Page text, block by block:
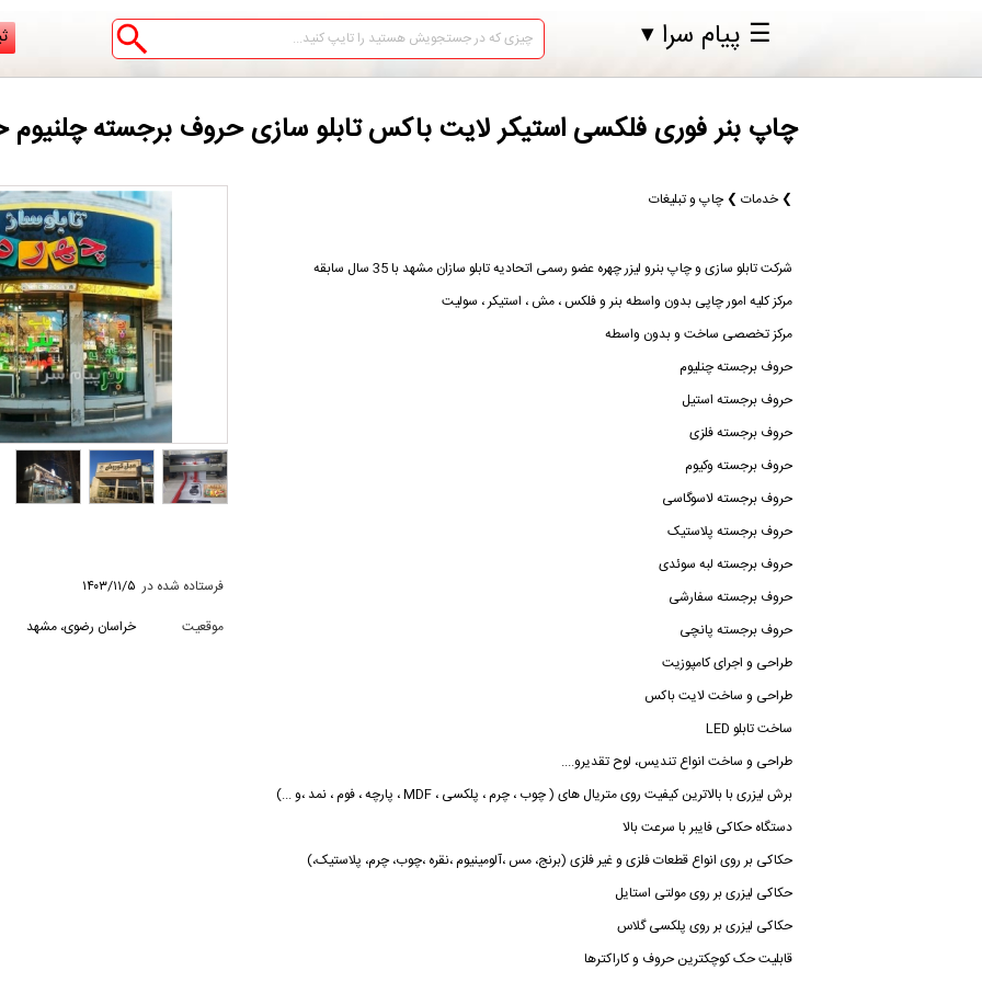
☰ پیام سرا ▾
چاپ بنر فوری فلکسی استیکر لایت باکس تابلو سازی حروف برجسته
❯ خدمات ❯ چاپ و تبلیغات
شرکت تابلو سازی و چاپ بنرو لیزر چهره عضو رسمی اتحادیه تابلو سازان مشهد با 35 سال سابقه
مرکز کلیه امور چاپی بدون واسطه بنر و فلکس ، مش ، استیکر ، سولیت
مرکز تخصصی ساخت و بدون واسطه
حروف برجسته چنلیوم
حروف برجسته استیل
حروف برجسته فلزی
حروف برجسته وکیوم
حروف برجسته لاسوگاسی
حروف برجسته پلاستیک
حروف برجسته لبه سوئدی
حروف برجسته سفارشی
حروف برجسته پانچی
طراحی و اجرای کامپوزیت
طراحی و ساخت لایت باکس
ساخت تابلو LED
طراحی و ساخت انواع تندیس، لوح تقدیرو....
برش لیزری با بالاترین کیفیت روی متریال های ( چوب ، چرم ، پلکسی ، MDF ، پارچه ، فوم ، نمد ،و ...)
دستگاه حکاکی فایبر با سرعت بالا
حکاکی بر روی انواع قطعات فلزی و غیر فلزی (برنج، مس ،آلومینیوم ،نقره ،چوب، چرم، پلاستیک،)
حکاکی لیزری بر روی مولتی استایل
حکاکی لیزری بر روی پلکسی گلاس
قابلیت حک کوچکترین حروف و کاراکترها
فرستاده شده در ۱۴۰۳/۱۱/۵
موقعیت
خراسان رضوی، مشهد